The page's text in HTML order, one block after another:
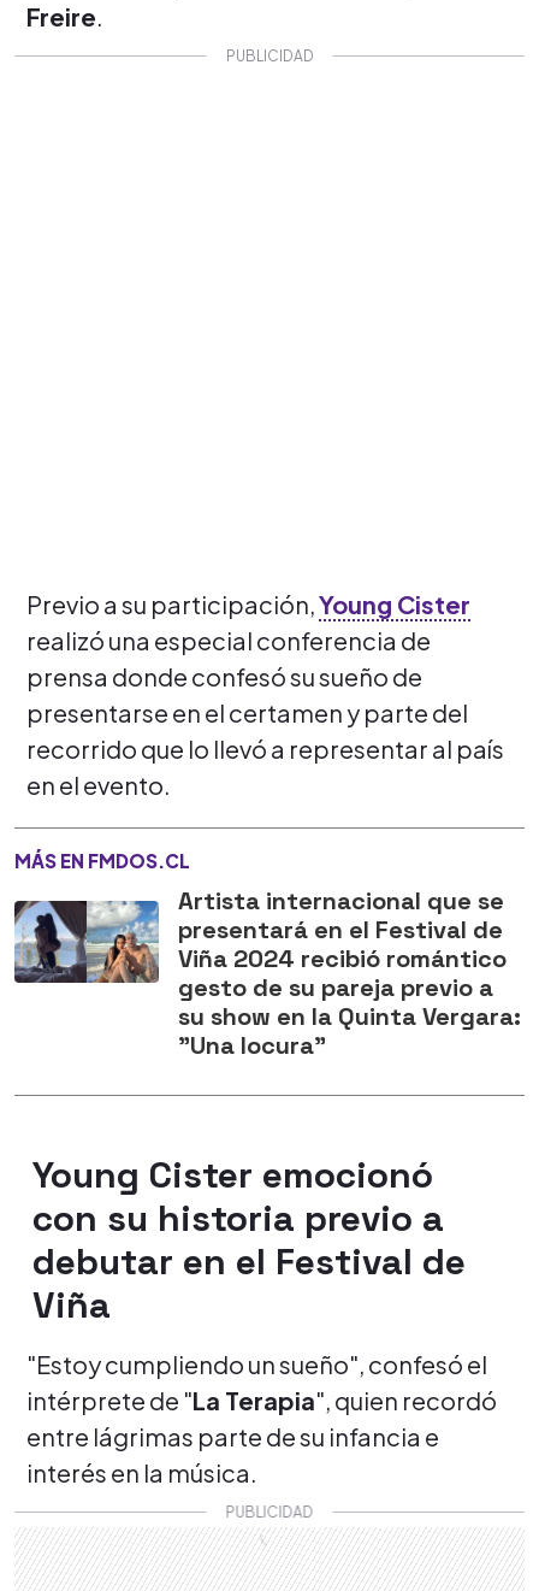
Freire.
Previo a su participación, Young Cister
realizó una especial conferencia de
prensa donde confesó su sueño de
presentarse en el certamen y parte del
recorrido que lo llevó a representar al país
en el evento.
MÁS EN FMDOS.CL
Artista internacional que se
presentará en el Festival de
Viña 2024 recibió romántico
gesto de su pareja previo a
su show en la Quinta Vergara:
"Una locura"
Young Cister emocionó
con su historia previo a
debutar en el Festival de
Viña
"Estoy cumpliendo un sueño", confesó el
intérprete de "La Terapia", quien recordó
entre lágrimas parte de su infancia e
interés en la música.